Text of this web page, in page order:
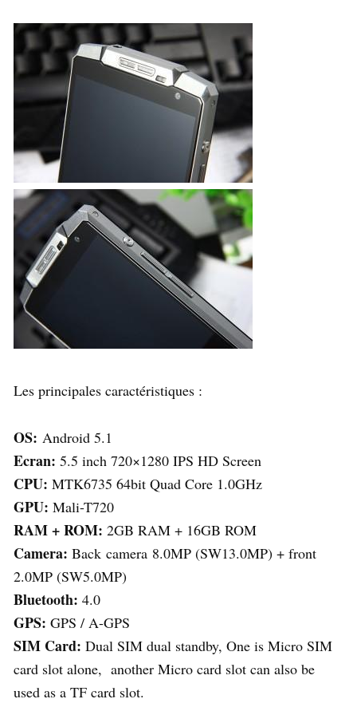
Les principales caractéristiques :
OS: Android 5.1
Ecran: 5.5 inch 720×1280 IPS HD Screen
CPU: MTK6735 64bit Quad Core 1.0GHz
GPU: Mali-T720
RAM + ROM: 2GB RAM + 16GB ROM
Camera: Back camera 8.0MP (SW13.0MP) + front
2.0MP (SW5.0MP)
Bluetooth: 4.0
GPS: GPS / A-GPS
SIM Card: Dual SIM dual standby, One is Micro SIM
card slot alone, another Micro card slot can also be
used as a TF card slot.